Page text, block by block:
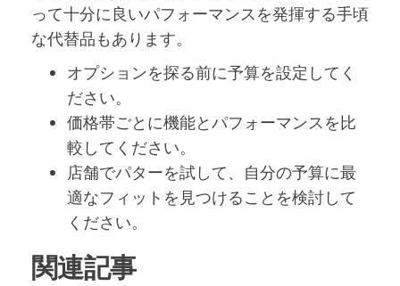
って十分に良いパフォーマンスを発揮する手頃
な代替品もあります。
オプションを探る前に予算を設定してく
ださい。
価格帯ごとに機能とパフォーマンスを比
較してください。
店舗でパターを試して、自分の予算に最
適なフィットを見つけることを検討して
ください。
関連記事